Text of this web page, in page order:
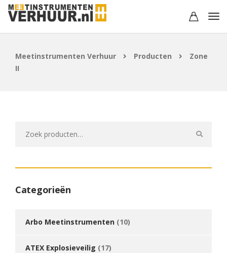
Meetinstrumenten Verhuur Producten
Zone
II
naar:
Categorieën
Arbo Meetinstrumenten (10)
ATEX Explosieveilig (17)